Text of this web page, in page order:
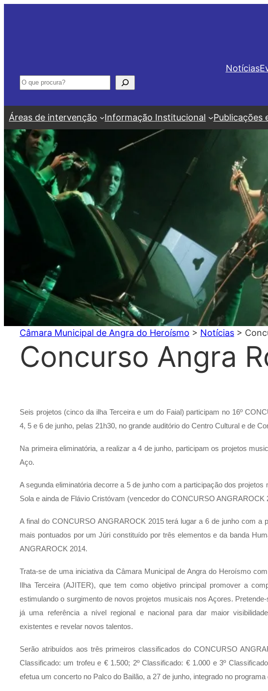
Notícias
Pesquisar
Áreas de intervenção Informação Institucional Publicações
Câmara Municipal de Angra do Heroísmo > Notícias >
Concurso Angra
Seis projetos (cinco da ilha Terceira e um do Faial) participam no 16º
4, 5 e 6 de junho, pelas 21h30, no grande auditório do Centro Cultural e de
Na primeira eliminatória, a realizar a 4 de junho, participam os projetos
Aço.
A segunda eliminatória decorre a 5 de junho com a participação dos
Sola e ainda de Flávio Cristóvam (vencedor do CONCURSO ANGRAROCK
A final do CONCURSO ANGRAROCK 2015 terá lugar a 6 de junho com a
mais pontuados por um Júri constituído por três elementos e da banda
ANGRAROCK 2014.
Trata-se de uma iniciativa da Câmara Municipal de Angra do Heroísmo
Ilha Terceira (AJITER), que tem como objetivo principal promover a
estimulando o surgimento de novos projetos musicais nos Açores.
já uma referência a nível regional e nacional para dar maior
existentes e revelar novos talentos.
Serão atribuídos aos três primeiros classificados do CONCURSO
Classificado: um trofeu e € 1.500; 2º Classificado: € 1.000 e 3º
efetua um concerto no Palco do Bailão, a 27 de junho, integrado no